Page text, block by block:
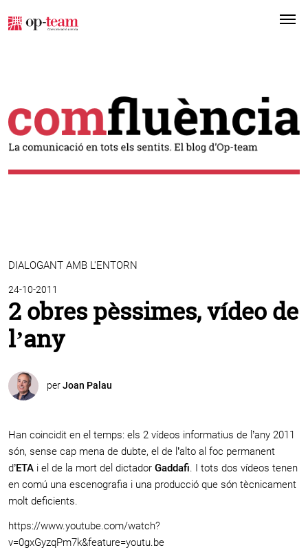
DIALOGANT AMB L'ENTORN
24-10-2011
2 obres pèssimes, vídeo de
l’any
perJoan Palau
Han coincidit en el temps: els 2 vídeos informatius de l’any 2011
són, sense cap mena de dubte, el de l’alto al foc permanent
d’ETA i el de la mort del dictador Gaddafi. I tots dos vídeos tenen
en comú una escenografia i una producció que són tècnicament
molt deficients.
https://www.youtube.com/watch?
v=0gxGyzqPm7k&feature=youtu.be